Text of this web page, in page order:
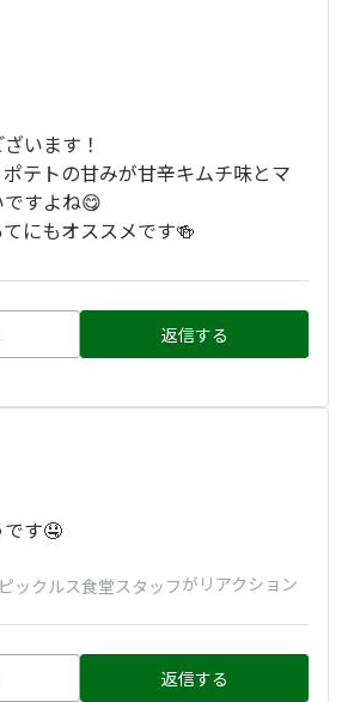
います！
テトの甘みが甘辛キムチ味とマ
すよね😋
にもオススメです🍻
返信する
す🤤
ックルス食堂スタッフがリアクション
返信する